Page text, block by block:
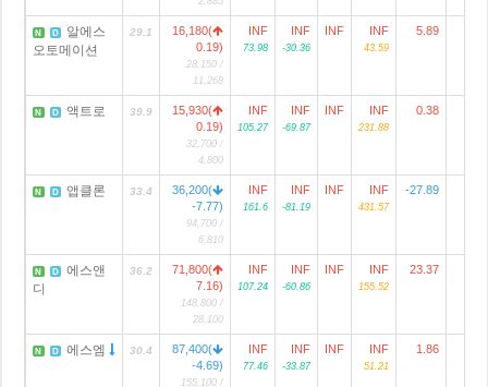
N D
알에스
오토메이션
29.1
16,180(
0.19)
28,150 /
11,268
INF
73.98
INF
-30.36
INF INF
43.59
5.89
N D 액트로 39.9
15,930(
0.19)
32,700 /
4,800
INF
105.27
INF
-69.87
INF INF
231.88
0.38
N D 앱클론 33.4
36,200(
-7.77)
94,700 /
6,810
INF
161.6
INF
-81.19
INF INF
431.57
-27.89
N D
에스앤
디
36.2
71,800(
7.16)
148,800 /
28,100
INF
107.24
INF
-60.86
INF INF
155.52
23.37
N D 에스엠 30.4
87,400(
-4.69)
155,100 /
INF
77.46
INF
-33.87
INF INF
51.21
1.86